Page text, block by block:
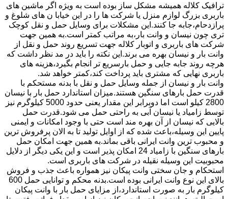
ترافیک کلاله همیشه مشکل ساز بوده است به ویژه اگر ماشین های
باربری بزرگ لوازم منزل یا شرکت ها را در این خیابا ن های شلوغ و
پرازدحام،جابه جا کنند.این مشکلات برای وسایل حمل و نقل کوچک
تری چون نیسان و وانت بار،به مراتب کمتر است.به همین جهت
شرکت های باربری و اتوبار کلاله جهت تسریع روند حمل و نقل از
وانت بار و نیسان بهره می برند.این نکته را باید در مد نظر داشت که
هرچه روند جابه جایی و حمل بارسریع تر انجام بگیرد،هزینه های
باربری نهایی که مشتری باید پرداخت کند،کمتر خواهد شد.
وانت بار و نیسان از جمله وسایل حمل و نقل با بدنه مستحکم با
قدرت حمل بارهای سنگین هستند.میزان استاندارد حمل بار با نیسان
2800 کیلو است اما دوبرابر این مقدار یعنی حدود 5000 کیلوگرم نیز
توسط زامیاد یا نیسان آبی به راحتی حمل می شود.قدرت حمل
بالایی که نیسان از آن بهره مند است حتی با وجود امکانات و ایمنی
پایین این وسیله،باعث شده که از اوایل تولید تا به الان پرفروش ترین
و محبوب ترین وانت ایرانی باقی بماند.به همین جهت امکان حمل
بارهای سنگین با زامیاد 24 امکان پذیر است و این یکی دیگر از دلایل
محبوبیت این وسیله نقیله در شرکت های باربری است.
استحکام و جان سختی وانت پیکان نیز همواره باعث جذب و فروش
بالای این نوع وانت ایرانی بوده است.بدنه محکم و توانایی حمل 600
کیلوگرم بار به صورت استاندارد،از مزایای حمل بار با وانت پیکان